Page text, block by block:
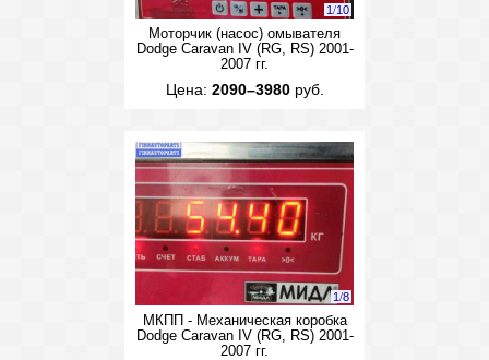
1/10
Моторчик (насос) омывателя
Dodge Caravan IV (RG, RS) 2001-
2007 гг.
Цена: 2090–3980руб.
1/8
МКПП - Механическая коробка
Dodge Caravan IV (RG, RS) 2001-
2007 гг.